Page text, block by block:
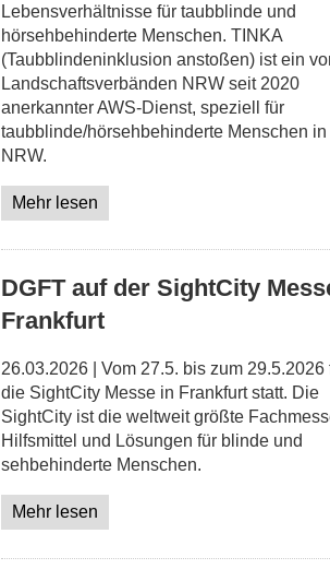
Lebensverhältnisse für taubblinde und
hörsehbehinderte Menschen. TINKA
(Taubblindeninklusion anstoßen) ist ein
Landschaftsverbänden NRW seit 2020
anerkannter AWS-Dienst, speziell für
taubblinde/hörsehbehinderte Menschen in
NRW.
Mehr lesen
DGFT auf der SightCity
Frankfurt
26.03.2026 | Vom 27.5. bis zum 29.5.2026
die SightCity Messe in Frankfurt statt. Die
SightCity ist die weltweit größte
Hilfsmittel und Lösungen für blinde und
sehbehinderte Menschen.
Mehr lesen